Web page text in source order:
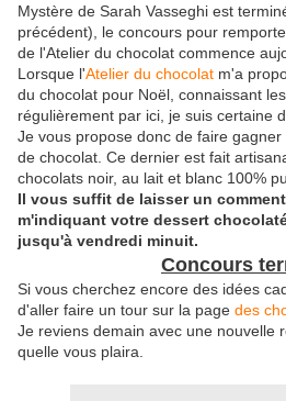
Mystère de Sarah Vasseghi est
précédent), le concours pour
de l'Atelier du chocolat commence
Lorsque l'Atelier du chocolat m'a
du chocolat pour Noël, connaissant
régulièrement par ici, je suis certaine
Je vous propose donc de faire
de chocolat. Ce dernier est fait
chocolats noir, au lait et blanc 100%
Il vous suffit de laisser un
m'indiquant votre dessert
jusqu'à vendredi minuit.
Concours
Si vous cherchez encore des idées
d'aller faire un tour sur la page des
Je reviens demain avec une nouvelle
quelle vous plaira.